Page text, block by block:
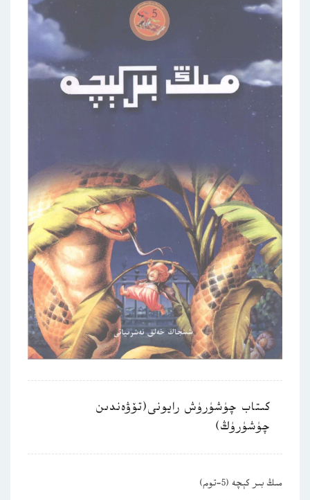
كىتاب چۈشۈرۈش رايونى(تۆۋەندىن
چۈشۈرۈڭ)
مىڭ بىر كېچە (5-توم)